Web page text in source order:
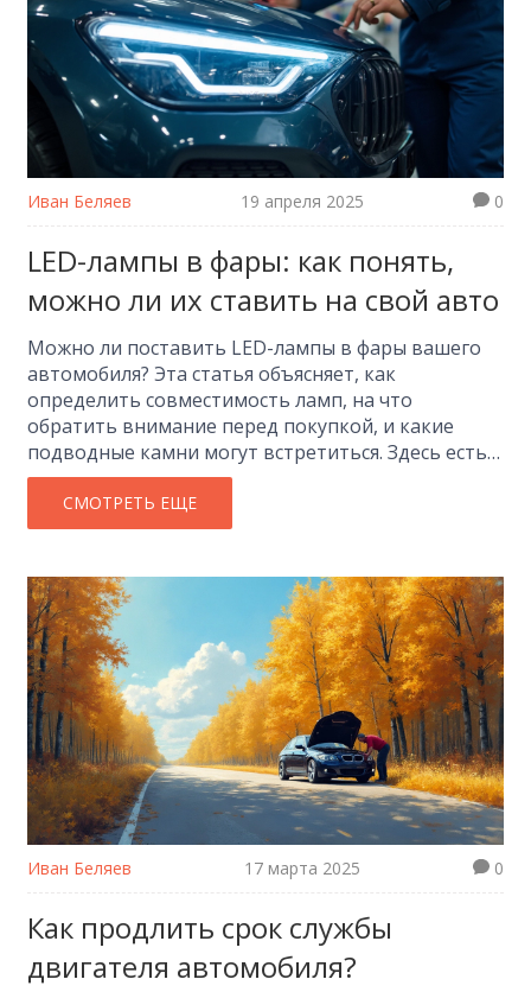
Иван Беляев 19 апреля 2025 0
LED-лампы в фары: как понять,
можно ли их ставить на свой авто
Можно ли поставить LED-лампы в фары вашего
автомобиля? Эта статья объясняет, как
определить совместимость ламп, на что
обратить внимание перед покупкой, и какие
подводные камни могут встретиться. Здесь есть
реальные советы по установке светодиодов,
разбор юридических моментов и лайфхаки по
выбору. Узнайте, как не нарваться на штраф и
СМОТРЕТЬ ЕЩЕ
Иван Беляев 17 марта 2025 0
Как продлить срок службы
двигателя автомобиля?